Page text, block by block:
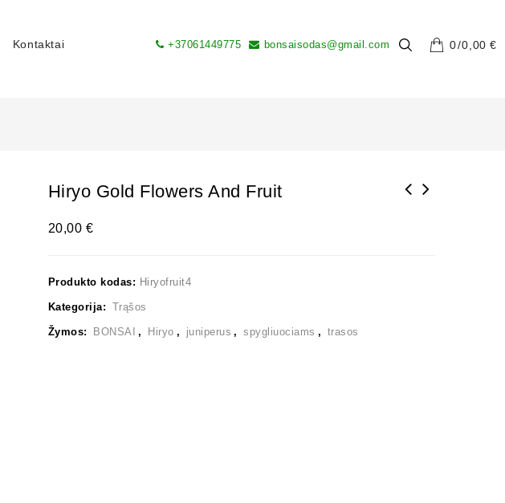
Kontaktai 0 0,00€
+37061449775 bonsaisodas@gmail.com
Hiryo Gold Flowers And Fruit
20,00€
Produkto kodas: Hiryofruit4
Kategorija: Trąšos
Žymos: BONSAI , Hiryo , juniperus , spygliuociams , trasos